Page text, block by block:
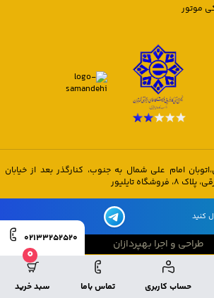
حساب کاربری تماس باما
0
سبد خرید
02133252520
موتور
امام علی شمال به جنوب، کنارگذر بعد از خیابان
تایلیور
کنید
طراحی و اجرا بهپردازان
طراحی و اجرا بهپردازان